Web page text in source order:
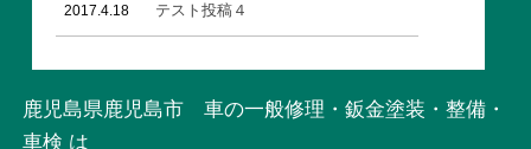
2017.4.18 テスト投稿４
鹿児島県鹿児島市 車の一般修理・鈑金塗装・整備・
車検 は